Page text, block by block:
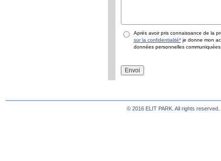
Après avoir pris connaissance de la
sur la confidentialité*je donne mon
données personnelles
© 2016 ELIT PARK. All rights